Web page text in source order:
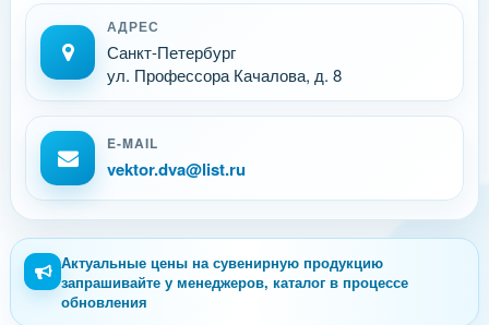
АДРЕС
Санкт-Петербург
ул. Профессора Качалова, д. 8
E-MAIL
vektor.dva@list.ru
Актуальные цены на сувенирную продукцию
запрашивайте у менеджеров, каталог в процессе
обновления